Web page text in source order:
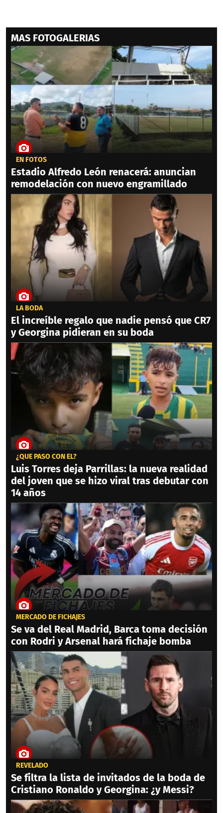
MAS FOTOGALERIAS
EN FOTOS
Estadio Alfredo León renacerá: anuncian
remodelación con nuevo engramillado
LA BODA
El increíble regalo que nadie pensó que CR7
y Georgina pidieran en su boda
¿QUÉ PASÓ CON ÉL?
Luis Torres deja Parrillas: la nueva realidad
del joven que se hizo viral tras debutar con
14 años
MERCADO DE FICHAJES
Se va del Real Madrid, Barca toma decisión
con Rodri y Arsenal hará fichaje bomba
REVELADO
Se filtra la lista de invitados de la boda de
Cristiano Ronaldo y Georgina: ¿y Messi?